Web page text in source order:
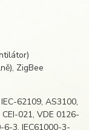
ZigBee
62109, AS3100,
021, VDE 0126-
6-3, IEC61000-3-